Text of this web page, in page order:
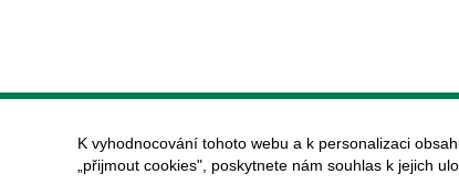
K vyhodnocování tohoto webu a k personalizaci
„přijmout cookies", poskytnete nám souhlas k jejich